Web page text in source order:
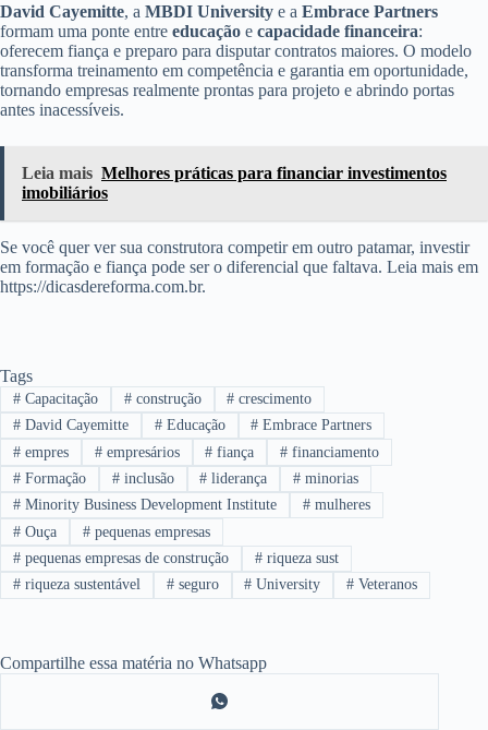
David Cayemitte, a MBDI University e a Embrace Partners
formam uma ponte entre educação e capacidade financeira:
oferecem fiança e preparo para disputar contratos maiores. O modelo
transforma treinamento em competência e garantia em oportunidade,
tornando empresas realmente prontas para projeto e abrindo portas
antes inacessíveis.
Leia mais Melhores práticas para financiar investimentos
imobiliários
Se você quer ver sua construtora competir em outro patamar, investir
em formação e fiança pode ser o diferencial que faltava. Leia mais em
https://dicasdereforma.com.br.
Tags
#Capacitação #construção # crescimento
#David Cayemitte #Educação # Embrace Partners
#empres #empresários # fiança # financiamento
#Formação #inclusão # liderança # minorias
#Minority Business Development Institute #mulheres
#Ouça #pequenas empresas
#pequenas empresas de construção #riqueza sust
#riqueza sustentável #seguro # University # Veteranos
Compartilhe essa matéria no Whatsapp